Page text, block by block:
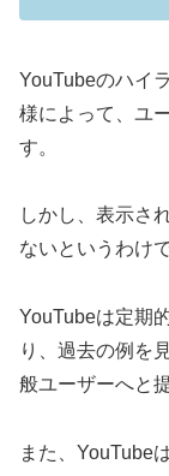
YouTubeのハイ
様によって、ユ
す。
しかし、表示さ
ないというわけ
YouTubeは定期
り、過去の例を
般ユーザーへと
また、YouTube